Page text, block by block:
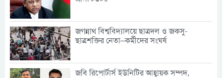
জগন্নাথ বিশ্ববিদ্যালয়ে ছাত্রদল ও জকসু-
ছাত্রশক্তির নেতা–কর্মীদের সংঘর্ষ
জবি রিপোর্টার্স ইউনিটির আহ্বায়ক সম্পদ,